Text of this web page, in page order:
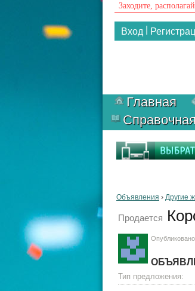
Заходите,
Вход
Главная
Объявления › Другие
Продается
Тип предложения: